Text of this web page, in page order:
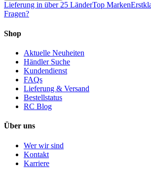
Lieferung in über 25 LänderTop Marken
Fragen?
Shop
Aktuelle Neuheiten
Händler Suche
Kundendienst
FAQs
Lieferung & Versand
Bestellstatus
RC Blog
Über uns
Wer wir sind
Kontakt
Karriere